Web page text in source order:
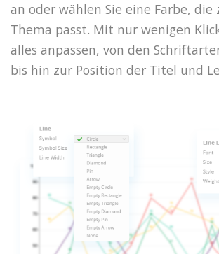
an oder wählen Sie eine Farbe, die
Thema passt. Mit nur wenigen
alles anpassen, von den
bis hin zur Position der Titel und